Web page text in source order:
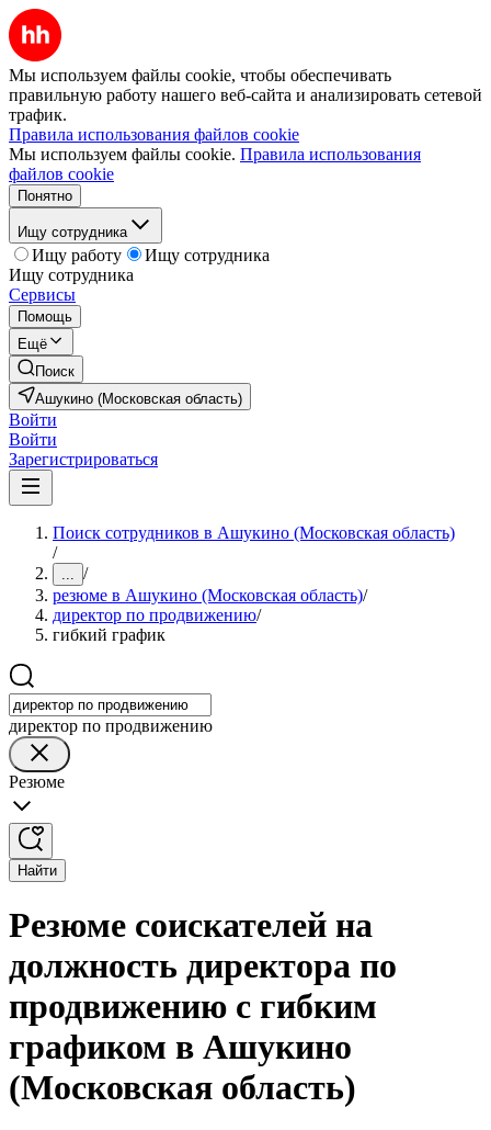
Мы используем файлы cookie, чтобы обеспечивать
правильную работу нашего веб-сайта и анализировать сетевой
трафик.
Правила использования файлов cookie
Мы используем файлы cookie. Правила использования
файлов cookie
Понятно
Ищу сотрудника
Ищу работу
Ищу сотрудника
Ищу сотрудника
Сервисы
Помощь
Ещё
Поиск
Ашукино (Московская область)
Войти
Войти
Зарегистрироваться
Поиск сотрудников в Ашукино (Московская область)
/
... /
резюме в Ашукино (Московская область)/
директор по продвижению/
гибкий график
директор по продвижению
Резюме
Найти
Резюме соискателей на
должность директора по
продвижению с гибким
графиком в Ашукино
(Московская область)